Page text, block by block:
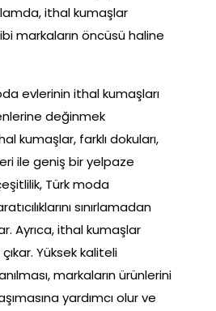
ithal kumaşlar
markaların öncüsü haline
evlerinin ithal kumaşları
değinmek
kumaşlar, farklı dokuları,
ile geniş bir yelpaze
Türk moda
sınırlamadan
Ayrıca, ithal kumaşlar
Yüksek kaliteli
markaların ürünlerini
yardımcı olur ve